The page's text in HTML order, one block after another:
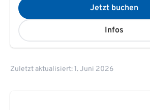
Jetzt buchen
Infos
Zuletzt aktualisiert: 1. Juni 2026